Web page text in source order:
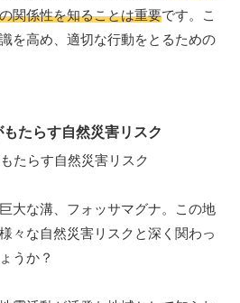
関係性を知ることは重要です。こ
を高め、適切な行動をとるための
もたらす自然災害リスク
大な溝、フォッサマグナ。この地
々な自然災害リスクと深く関わっ
うか？